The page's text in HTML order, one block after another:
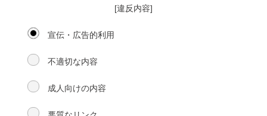
[違反内容]
宣伝・広告的利用
不適切な内容
成人向けの内容